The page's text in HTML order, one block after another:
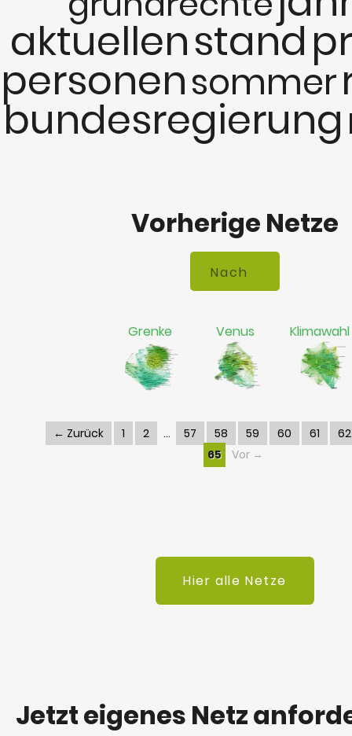
aktuellenstand
personensommer
bundesregierung
Vorherige Netze
Grenke Venus Klimawahl
← Zurück 1 2 57 58 59 60 61
62
65
Vor →
Hier alle Netze
Jetzt eigenes Netz